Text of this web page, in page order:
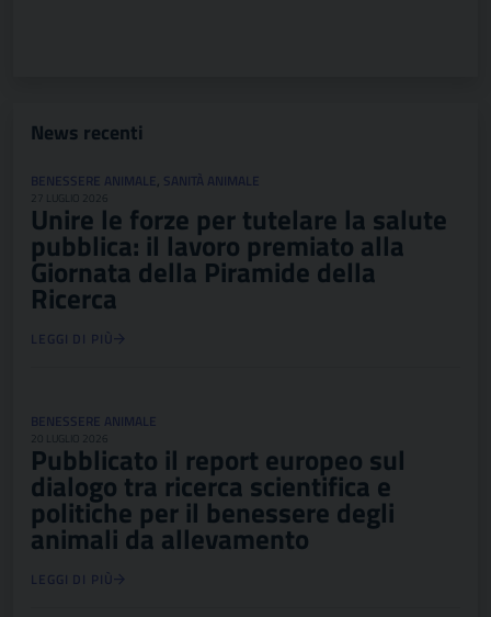
News recenti
BENESSERE ANIMALE, SANITÀ ANIMALE
27 LUGLIO 2026
Unire le forze per tutelare la salute
pubblica: il lavoro premiato alla
Giornata della Piramide della
Ricerca
LEGGI DI PIÙ
BENESSERE ANIMALE
20 LUGLIO 2026
Pubblicato il report europeo sul
dialogo tra ricerca scientifica e
politiche per il benessere degli
animali da allevamento
LEGGI DI PIÙ